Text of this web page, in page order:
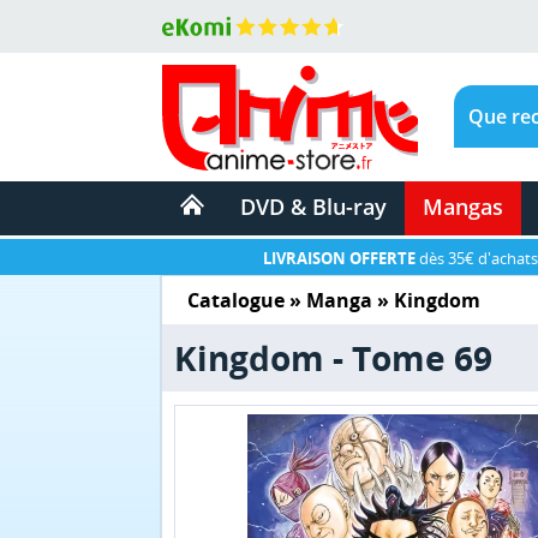
DVD & Blu-ray Mangas
LIVRAISON OFFERTEdès 35€
Catalogue» Manga » Kingdom
Kingdom - Tome 69